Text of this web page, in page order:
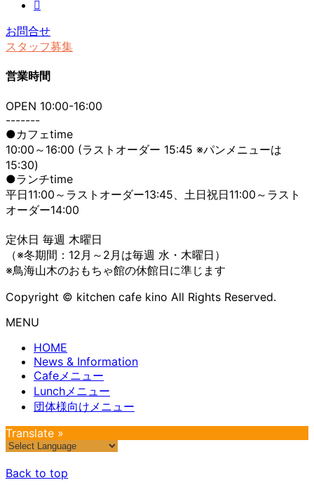
お問合せ
スタッフ募集
営業時間
OPEN 10:00-16:00
-------
●カフェtime
10:00～16:00 (ラストオーダー 15:45 ※パンメニューは
15:30)
●ランチtime
平日11:00～ラストオーダー13:45、土日祝日11:00～ラスト
オーダー14:00
定休日 毎週 木曜日
（※冬期間：12月～2月は毎週 水・木曜日）
※鳥海山木のおもちゃ館の休館日に準じます
Copyright © kitchen cafe kino All Rights Reserved.
MENU
HOME
News & Information
Cafeメニュー
Lunchメニュー
団体様向けメニュー
Translate »
Back to top